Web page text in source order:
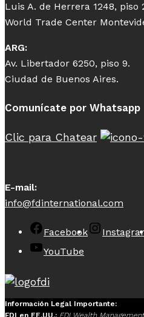
Luis A. de Herrera 1248, piso
World Trade Center
ARG:
Av. Libertador 6250, piso 9.
Ciudad de Buenos Aires.
Comunícate por Whatsapp
Clic para Chatear
E-mail:
info@fdinternational.com
Facebook
YouTube
Información Legal Importante:
FDI en EE.UU.: FDI Wealth